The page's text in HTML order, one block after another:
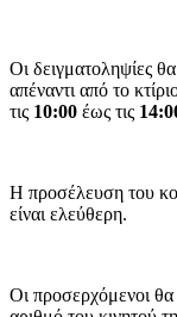
Οι δειγματοληψίες
απέναντι από το
τις 10:00 έως τις
Η προσέλευση του
είναι ελεύθερη.
Οι προσερχόμενοι